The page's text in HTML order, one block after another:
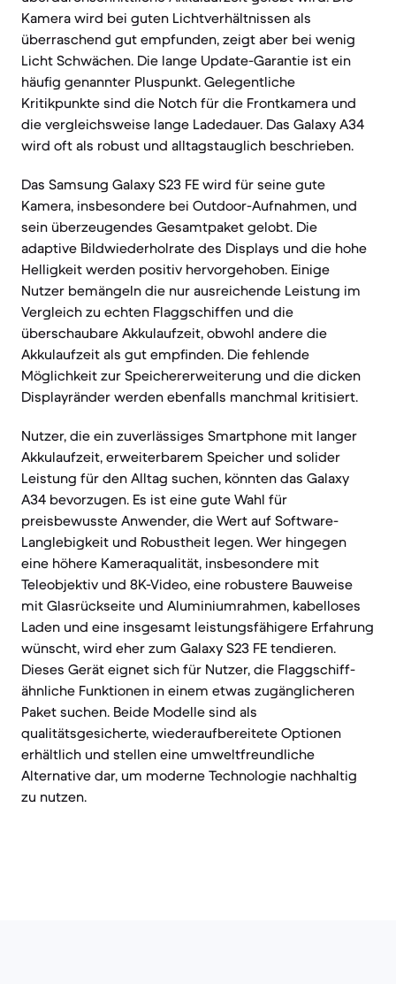
Kamera wird bei guten Lichtverhältnissen als
überraschend gut empfunden, zeigt aber bei wenig
Licht Schwächen. Die lange Update-Garantie ist ein
häufig genannter Pluspunkt. Gelegentliche
Kritikpunkte sind die Notch für die Frontkamera und
die vergleichsweise lange Ladedauer. Das Galaxy A34
wird oft als robust und alltagstauglich beschrieben.
Das Samsung Galaxy S23 FE wird für seine gute
Kamera, insbesondere bei Outdoor-Aufnahmen, und
sein überzeugendes Gesamtpaket gelobt. Die
adaptive Bildwiederholrate des Displays und die hohe
Helligkeit werden positiv hervorgehoben. Einige
Nutzer bemängeln die nur ausreichende Leistung im
Vergleich zu echten Flaggschiffen und die
überschaubare Akkulaufzeit, obwohl andere die
Akkulaufzeit als gut empfinden. Die fehlende
Möglichkeit zur Speichererweiterung und die dicken
Displayränder werden ebenfalls manchmal kritisiert.
Nutzer, die ein zuverlässiges Smartphone mit langer
Akkulaufzeit, erweiterbarem Speicher und solider
Leistung für den Alltag suchen, könnten das Galaxy
A34 bevorzugen. Es ist eine gute Wahl für
preisbewusste Anwender, die Wert auf Software-
Langlebigkeit und Robustheit legen. Wer hingegen
eine höhere Kameraqualität, insbesondere mit
Teleobjektiv und 8K-Video, eine robustere Bauweise
mit Glasrückseite und Aluminiumrahmen, kabelloses
Laden und eine insgesamt leistungsfähigere Erfahrung
wünscht, wird eher zum Galaxy S23 FE tendieren.
Dieses Gerät eignet sich für Nutzer, die Flaggschiff-
ähnliche Funktionen in einem etwas zugänglicheren
Paket suchen. Beide Modelle sind als
qualitätsgesicherte, wiederaufbereitete Optionen
erhältlich und stellen eine umweltfreundliche
Alternative dar, um moderne Technologie nachhaltig
zu nutzen.